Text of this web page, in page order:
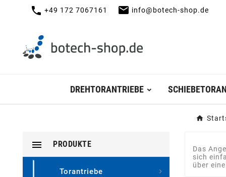
call +49 172 7067161 mail info@botech-shop.de
DREHTORANTRIEBE
PRODUKTE

Torantriebe 
Das
sich
über